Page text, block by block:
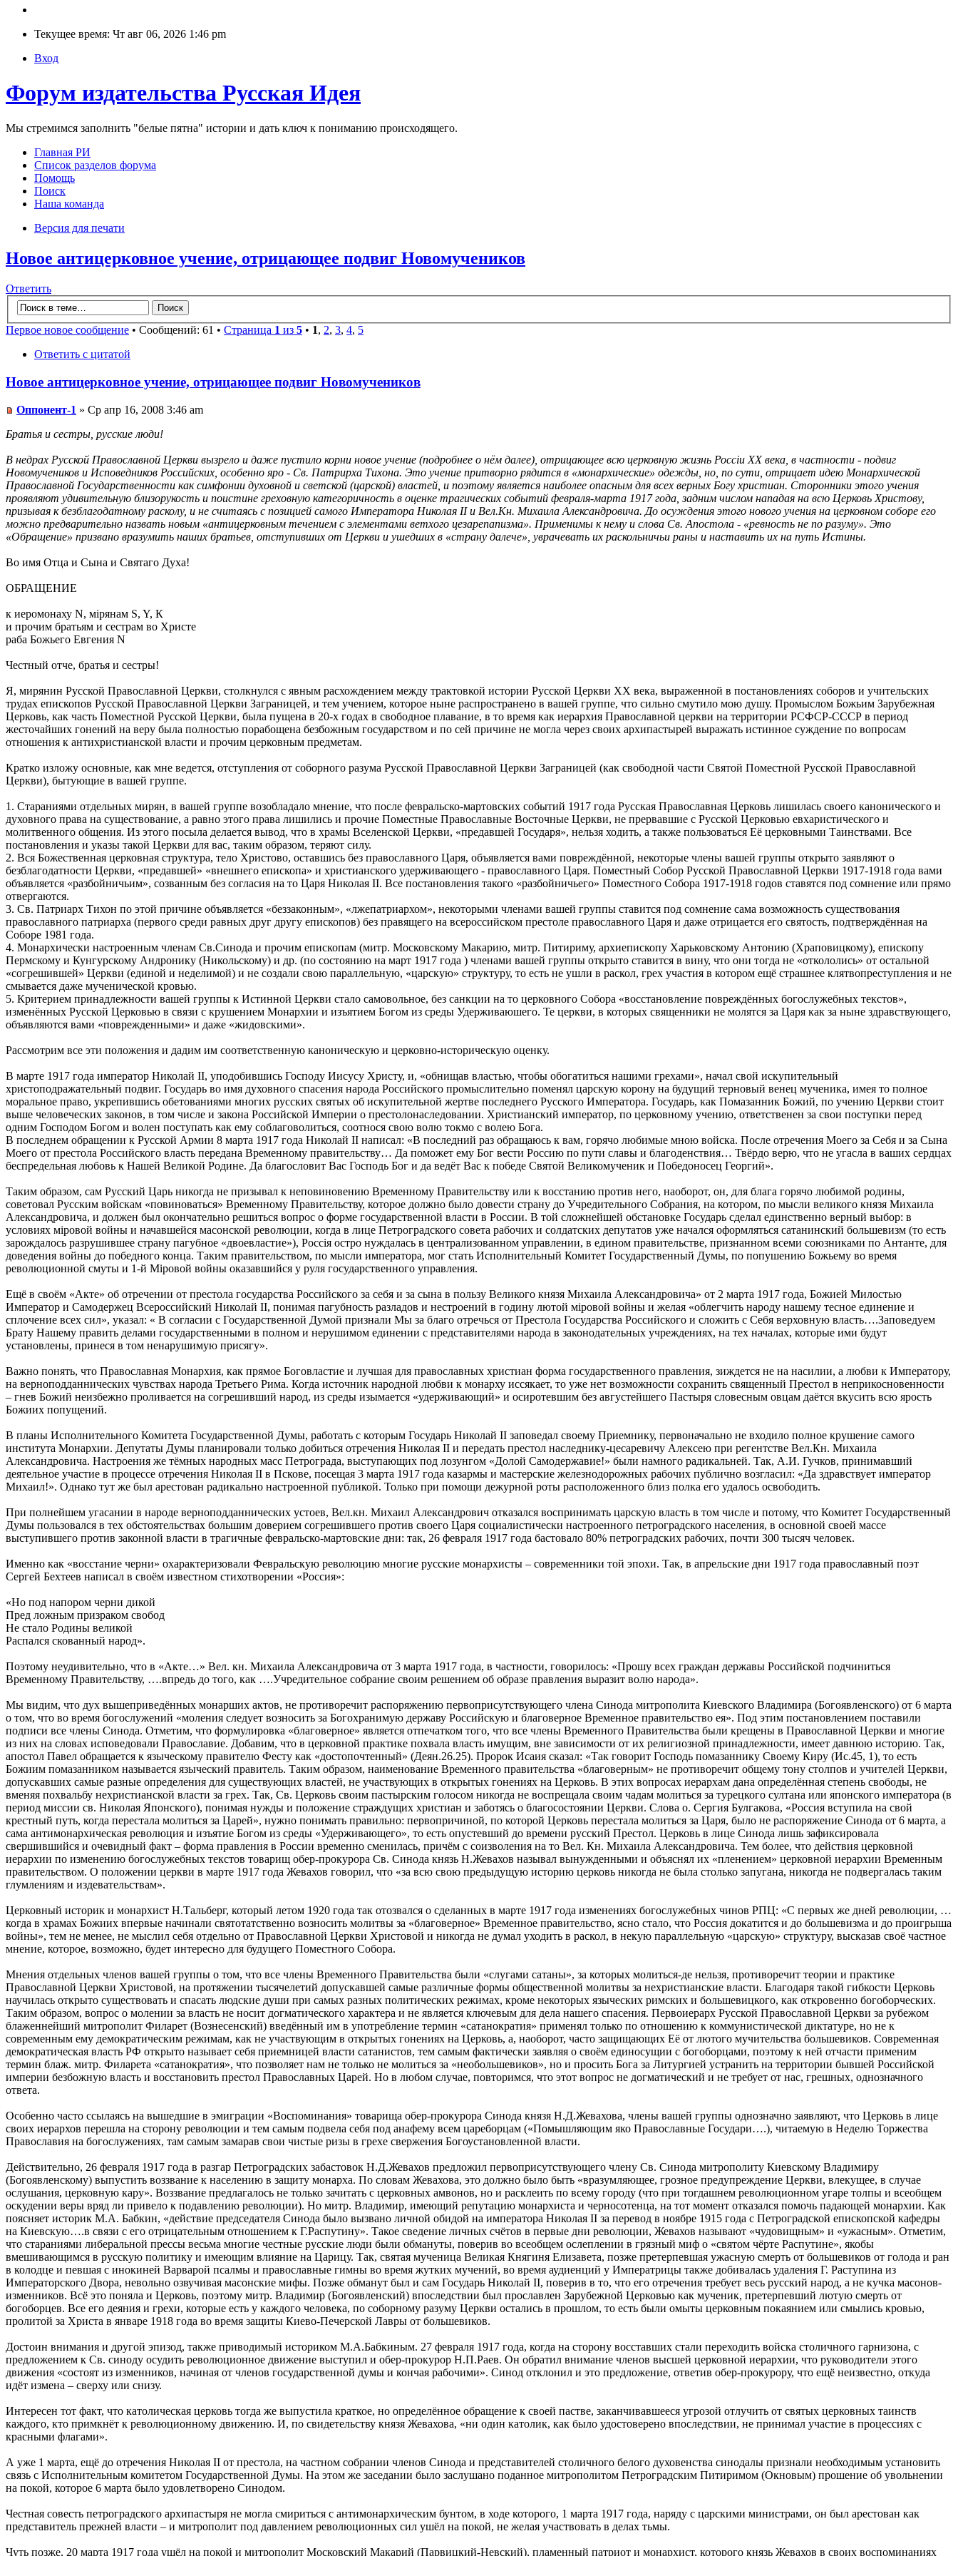
Текущее время: Чт авг 06, 2026 1:46 pm
Вход
Форум издательства Русская Идея
Мы стремимся заполнить "белые пятна" истории и дать ключ к пониманию происходящего.
Главная РИ
Список разделов форума
Помощь
Поиск
Наша команда
Версия для печати
Новое антицерковное учение, отрицающее подвиг Новомучеников
Ответить
Первое новое сообщение • Сообщений: 61 • Страница 1 из 5 • 1, 2, 3, 4, 5
Ответить с цитатой
Новое антицерковное учение, отрицающее подвиг Новомучеников
Оппонент-1 » Ср апр 16, 2008 3:46 am
Братья и сестры, русские люди!
В недрах Русской Православной Церкви вызрело и даже пустило корни новое учение (подробнее о нём далее), отрицающее всю церковную жизнь Россiи XX века, в частности - подвиг
Новомучеников и Исповедников Российских, особенно яро - Св. Патрирха Тихона. Это учение притворно рядится в «монархические» одежды, но, по сути, отрицает идею Монархической
Православной Государственности как симфонии духовной и светской (царской) властей, и поэтому является наиболее опасным для всех верных Богу христиан. Сторонники этого учения
проявляют удивительную близорукость и поистине греховную категоричность в оценке трагических событий февраля-марта 1917 года, задним числом нападая на всю Церковь Христову,
призывая к безблагодатному расколу, и не считаясь с позицией самого Императора Николая II и Вел.Кн. Михаила Александровича. До осуждения этого нового учения на церковном соборе его
можно предварительно назвать новым «антицерковным течением с элементами ветхого цезарепапизма». Применимы к нему и слова Св. Апостола - «ревность не по разуму». Это
«Обращение» призвано вразумить наших братьев, отступивших от Церкви и ушедших в «страну далече», уврачевать их раскольничьи раны и наставить их на путь Истины.
Во имя Отца и Сына и Святаго Духа!
ОБРАЩЕНИЕ
к иеромонаху N, мiрянам S, Y, К
и прочим братьям и сестрам во Христе
раба Божьего Евгения N
Честный отче, братья и сестры!
Я, мирянин Русской Православной Церкви, столкнулся с явным расхождением между трактовкой истории Русской Церкви XX века, выраженной в постановлениях соборов и учительских
трудах епископов Русской Православной Церкви Заграницей, и тем учением, которое ныне распространено в вашей группе, что сильно смутило мою душу. Промыслом Божьим Зарубежная
Церковь, как часть Поместной Русской Церкви, была пущена в 20-х годах в свободное плавание, в то время как иерархия Православной церкви на территории РСФСР-СССР в период
жесточайших гонений на веру была полностью порабощена безбожным государством и по сей причине не могла через своих архипастырей выражать истинное суждение по вопросам
отношения к антихристианской власти и прочим церковным предметам.
Кратко изложу основные, как мне ведется, отступления от соборного разума Русской Православной Церкви Заграницей (как свободной части Святой Поместной Русской Православной
Церкви), бытующие в вашей группе.
1. Стараниями отдельных мирян, в вашей группе возобладало мнение, что после февральско-мартовских событий 1917 года Русская Православная Церковь лишилась своего канонического и
духовного права на существование, а равно этого права лишились и прочие Поместные Православные Восточные Церкви, не прервавшие с Русской Церковью евхаристического и
молитвенного общения. Из этого посыла делается вывод, что в храмы Вселенской Церкви, «предавшей Государя», нельзя ходить, а также пользоваться Её церковными Таинствами. Все
постановления и указы такой Церкви для вас, таким образом, теряют силу.
2. Вся Божественная церковная структура, тело Христово, оставшись без православного Царя, объявляется вами повреждённой, некоторые члены вашей группы открыто заявляют о
безблагодатности Церкви, «предавшей» «внешнего епископа» и христианского удерживающего - православного Царя. Поместный Собор Русской Православной Церкви 1917-1918 года вами
объявляется «разбойничьим», созванным без согласия на то Царя Николая II. Все постановления такого «разбойничьего» Поместного Собора 1917-1918 годов ставятся под сомнение или прямо
отвергаются.
3. Св. Патриарх Тихон по этой причине объявляется «беззаконным», «лжепатриархом», некоторыми членами вашей группы ставится под сомнение сама возможность существования
православного патриарха (первого среди равных друг другу епископов) без правящего на всероссийском престоле православного Царя и даже отрицается его святость, подтверждённая на
Соборе 1981 года.
4. Монархически настроенным членам Св.Синода и прочим епископам (митр. Московскому Макарию, митр. Питириму, архиепископу Харьковскому Антонию (Храповицкому), епископу
Пермскому и Кунгурскому Андронику (Никольскому) и др. (по состоянию на март 1917 года ) членами вашей группы открыто ставится в вину, что они тогда не «откололись» от остальной
«согрешившей» Церкви (единой и неделимой) и не создали свою параллельную, «царскую» структуру, то есть не ушли в раскол, грех участия в котором ещё страшнее клятвопреступления и не
смывается даже мученической кровью.
5. Критерием принадлежности вашей группы к Истинной Церкви стало самовольное, без санкции на то церковного Собора «восстановление повреждённых богослужебных текстов»,
изменённых Русской Церковью в связи с крушением Монархии и изъятием Богом из среды Удерживаюшего. Те церкви, в которых священники не молятся за Царя как за ныне здравствующего,
объявляются вами «поврежденными» и даже «жидовскими».
Рассмотрим все эти положения и дадим им соответственную каноническую и церковно-историческую оценку.
В марте 1917 года император Николай II, уподобившись Господу Иисусу Христу, и, «обнищав властью, чтобы обогатиться нашими грехами», начал свой искупительный
христоподражательный подвиг. Государь во имя духовного спасения народа Российского промыслительно поменял царскую корону на будущий терновый венец мученика, имея то полное
моральное право, укрепившись обетованиями многих русских святых об искупительной жертве последнего Русского Императора. Государь, как Помазанник Божий, по учению Церкви стоит
выше человеческих законов, в том числе и закона Российской Империи о престолонаследовании. Христианский император, по церковному учению, ответственен за свои поступки перед
одним Господом Богом и волен поступать как ему соблаговолиться, соотнося свою волю токмо с волею Бога.
В последнем обращении к Русской Армии 8 марта 1917 года Николай II написал: «В последний раз обращаюсь к вам, горячо любимые мною войска. После отречения Моего за Себя и за Сына
Моего от престола Российского власть передана Временному правительству… Да поможет ему Бог вести Россию по пути славы и благоденствия… Твёрдо верю, что не угасла в ваших сердцах
беспредельная любовь к Нашей Великой Родине. Да благословит Вас Господь Бог и да ведёт Вас к победе Святой Великомученик и Победоносец Георгий».
Таким образом, сам Русский Царь никогда не призывал к неповиновению Временному Правительству или к восстанию против него, наоборот, он, для блага горячо любимой родины,
советовал Русским войскам «повиноваться» Временному Правительству, которое должно было довести страну до Учредительного Собрания, на котором, по мысли великого князя Михаила
Александровича, и должен был окончательно решиться вопрос о форме государственной власти в России. В той сложнейшей обстановке Государь сделал единственно верный выбор: в
условиях мiровой войны и начавшейся масонской революции, когда в лице Петроградского совета рабочих и солдатских депутатов уже начался оформляться сатанинский большевизм (то есть
зарождалось разрушившее страну пагубное «двоевластие»), Россiя остро нуждалась в централизованном управлении, в едином правительстве, признанном всеми союзниками по Антанте, для
доведения войны до победного конца. Таким правительством, по мысли императора, мог стать Исполнительный Комитет Государственный Думы, по попушению Божьему во время
революционной смуты и 1-й Мiровой войны оказавшийся у руля государственного управления.
Ещё в своём «Акте» об отречении от престола государства Российского за себя и за сына в пользу Великого князя Михаила Александровича» от 2 марта 1917 года, Божией Милостью
Император и Самодержец Всероссийский Николай II, понимая пагубность разладов и нестроений в годину лютой мiровой войны и желая «облегчить народу нашему тесное единение и
сплочение всех сил», указал: « В согласии с Государственной Думой признали Мы за благо отречься от Престола Государства Российского и сложить с Себя верховную власть….Заповедуем
Брату Нашему править делами государственными в полном и нерушимом единении с представителями народа в законодательных учреждениях, на тех началах, которые ими будут
установлены, принеся в том ненарушимую присягу».
Важно понять, что Православная Монархия, как прямое Боговластие и лучшая для православных христиан форма государственного правления, зиждется не на насилии, а любви к Императору,
на верноподданнических чувствах народа Третьего Рима. Когда источник народной любви к монарху иссякает, то уже нет возможности сохранить священный Престол в неприкосновенности
– гнев Божий неизбежно проливается на согрешивший народ, из среды изымается «удерживающий» и осиротевшим без августейшего Пастыря словесным овцам даётся вкусить всю ярость
Божиих попущений.
В планы Исполнительного Комитета Государственной Думы, работать с которым Государь Николай II заповедал своему Приемнику, первоначально не входило полное крушение самого
института Монархии. Депутаты Думы планировали только добиться отречения Николая II и передать престол наследнику-цесаревичу Алексею при регентстве Вел.Кн. Михаила
Александровича. Настроения же тёмных народных масс Петрограда, выступающих под лозунгом «Долой Самодержавие!» были намного радикальней. Так, А.И. Гучков, принимавший
деятельное участие в процессе отречения Николая II в Пскове, посещая 3 марта 1917 года казармы и мастерские железнодорожных рабочих публично возгласил: «Да здравствует император
Михаил!». Однако тут же был арестован радикально настроенной публикой. Только при помощи дежурной роты расположенного близ полка его удалось освободить.
При полнейшем угасании в народе верноподданнических устоев, Вел.кн. Михаил Александрович отказался воспринимать царскую власть в том числе и потому, что Комитет Государственный
Думы пользовался в тех обстоятельствах большим доверием согрешившего против своего Царя социалистически настроенного петроградского населения, в основной своей массе
выступившего против законной власти в трагичные февральско-мартовские дни: так, 26 февраля 1917 года бастовало 80% петроградских рабочих, почти 300 тысяч человек.
Именно как «восстание черни» охарактеризовали Февральскую революцию многие русские монархисты – современники той эпохи. Так, в апрельские дни 1917 года православный поэт
Сергей Бехтеев написал в своём известном стихотворении «Россия»:
«Но под напором черни дикой
Пред ложным призраком свобод
Не стало Родины великой
Распался скованный народ».
Поэтому неудивительно, что в «Акте…» Вел. кн. Михаила Александровича от 3 марта 1917 года, в частности, говорилось: «Прошу всех граждан державы Российской подчиниться
Временному Правительству, ….впредь до того, как ….Учредительное собрание своим решением об образе правления выразит волю народа».
Мы видим, что дух вышеприведённых монарших актов, не противоречит распоряжению первоприсутствующего члена Синода митрополита Киевского Владимира (Богоявленского) от 6 марта
о том, что во время богослужений «моления следует возносить за Богохранимую державу Российскую и благоверное Временное правительство ея». Под этим постановлением поставили
подписи все члены Синода. Отметим, что формулировка «благоверное» является отпечатком того, что все члены Временного Правительства были крещены в Православной Церкви и многие
из них на словах исповедовали Православие. Добавим, что в церковной практике похвала власть имущим, вне зависимости от их религиозной принадлежности, имеет давнюю историю. Так,
апостол Павел обращается к языческому правителю Фесту как «достопочтенный» (Деян.26.25). Пророк Исаия сказал: «Так говорит Господь помазаннику Своему Киру (Ис.45, 1), то есть
Божиим помазанником называется языческий правитель. Таким образом, наименование Временного правительства «благоверным» не противоречит общему тону столпов и учителей Церкви,
допускавших самые разные определения для существующих властей, не участвующих в открытых гонениях на Церковь. В этих вопросах иерархам дана определённая степень свободы, не
вменяя похвальбу нехристианской власти за грех. Так, Св. Церковь своим пастырским голосом никогда не воспрещала своим чадам молиться за турецкого султана или японского императора (в
период миссии св. Николая Японского), понимая нужды и положение страждущих христиан и заботясь о благосостоянии Церкви. Слова о. Сергия Булгакова, «Россия вступила на свой
крестный путь, когда перестала молиться за Царей», нужно понимать правильно: первопричиной, по которой Церковь перестала молиться за Царя, было не распоряжение Синода от 6 марта, а
сама антимонархическая революция и изъятие Богом из среды «Удерживающего», то есть опустевший до времени русский Престол. Церковь в лице Синода лишь зафиксировала
свершившийся и очевидный факт – форма правления в России временно сменилась, причём с соизволения на то Вел. Кн. Михаила Александровича. Тем более, что действия церковной
иерархии по изменению богослужебных текстов товарищ обер-прокурора Св. Синода князь Н.Жевахов называл вынужденными и объяснял их «пленением» церковной иерархии Временным
правительством. О положении церкви в марте 1917 года Жевахов говорил, что «за всю свою предыдущую историю церковь никогда не была столько запугана, никогда не подвергалась таким
глумлениям и издевательствам».
Церковный историк и монархист Н.Тальберг, который летом 1920 года так отозвался о сделанных в марте 1917 года изменениях богослужебных чинов РПЦ: «С первых же дней революции, …
когда в храмах Божиих впервые начинали святотатственно возносить молитвы за «благоверное» Временное правительство, ясно стало, что Россия докатится и до большевизма и до проигрыша
войны», тем не менее, не мыслил себя отдельно от Православной Церкви Христовой и никогда не думал уходить в раскол, в некую параллельную «царскую» структуру, высказав своё частное
мнение, которое, возможно, будет интересно для будущего Поместного Собора.
Мнения отдельных членов вашей группы о том, что все члены Временного Правительства были «слугами сатаны», за которых молиться-де нельзя, противоречит теории и практике
Православной Церкви Христовой, на протяжении тысячелетий допускавшей самые различные формы общественной молитвы за нехристианские власти. Благодаря такой гибкости Церковь
научилась открыто существовать и спасать людские души при самых разных политических режимах, кроме некоторых языческих римских и большевицкого, как откровенно богоборческих.
Таким образом, вопрос о молении за власть не носит догматического характера и не является ключевым для дела нашего спасения. Первоиерарх Русской Православной Церкви за рубежом
блаженнейший митрополит Филарет (Вознесенский) введённый им в употребление термин «сатанократия» применял только по отношению к коммунистической диктатуре, но не к
современным ему демократическим режимам, как не участвующим в открытых гонениях на Церковь, а, наоборот, часто защищающих Её от лютого мучительства большевиков. Современная
демократическая власть РФ открыто называет себя приемницей власти сатанистов, тем самым фактически заявляя о своём единосущии с богоборцами, поэтому к ней отчасти применим
термин блаж. митр. Филарета «сатанократия», что позволяет нам не только не молиться за «необольшевиков», но и просить Бога за Литургией устранить на территории бывшей Российской
империи безбожную власть и восстановить престол Православных Царей. Но в любом случае, повторимся, что этот вопрос не догматический и не требует от нас, грешных, однозначного
ответа.
Особенно часто ссылаясь на вышедшие в эмиграции «Воспоминания» товарища обер-прокурора Синода князя Н.Д.Жевахова, члены вашей группы однозначно заявляют, что Церковь в лице
своих иерархов перешла на сторону революции и тем самым подвела себя под анафему всем цареборцам («Помышляющим яко Православные Государи….), читаемую в Неделю Торжества
Православия на богослужениях, там самым замарав свои чистые ризы в грехе свержения Богоустановленной власти.
Действительно, 26 февраля 1917 года в разгар Петроградских забастовок Н.Д.Жевахов предложил первоприсутствующего члену Св. Синода митрополиту Киевскому Владимиру
(Богоявленскому) выпустить воззвание к населению в защиту монарха. По словам Жевахова, это должно было быть «вразумляющее, грозное предупреждение Церкви, влекущее, в случае
ослушания, церковную кару». Воззвание предлагалось не только зачитать с церковных амвонов, но и расклеить по всему городу (что при тогдашнем революционном угаре толпы и всеобщем
оскудении веры вряд ли привело к подавлению революции). Но митр. Владимир, имеющий репутацию монархиста и черносотенца, на тот момент отказался помочь падающей монархии. Как
поясняет историк М.А. Бабкин, «действие председателя Синода было вызвано личной обидой на императора Николая II за перевод в ноябре 1915 года с Петроградской епископской кафедры
на Киевскую….в связи с его отрицательным отношением к Г.Распутину». Такое сведение личных счётов в первые дни революции, Жевахов называют «чудовищным» и «ужасным». Отметим,
что стараниями либеральной прессы весьма многие честные русские люди были обмануты, поверив во всеобщем ослеплении в грязный миф о «святом чёрте Распутине», якобы
вмешивающимся в русскую политику и имеющим влияние на Царицу. Так, святая мученица Великая Княгиня Елизавета, позже претерпевшая ужасную смерть от большевиков от голода и ран
в колодце и певшая с инокиней Варварой псалмы и православные гимны во время жутких мучений, во время аудиенций у Императрицы также добивалась удаления Г. Раступина из
Императорского Двора, невольно озвучивая масонские мифы. Позже обманут был и сам Государь Николай II, поверив в то, что его отречения требует весь русский народ, а не кучка масонов-
изменников. Всё это поняла и Церковь, поэтому митр. Владимир (Богоявленский) впоследствии был прославлен Зарубежной Церковью как мученик, претерпевший лютую смерть от
богоборцев. Все его деяния и грехи, которые есть у каждого человека, по соборному разуму Церкви остались в прошлом, то есть были омыты церковным покаянием или смылись кровью,
пролитой за Христа в январе 1918 года во время защиты Киево-Печерской Лавры от большевиков.
Достоин внимания и другой эпизод, также приводимый историком М.А.Бабкиным. 27 февраля 1917 года, когда на сторону восставших стали переходить войска столичного гарнизона, с
предложением к Св. синоду осудить революционное движение выступил и обер-прокурор Н.П.Раев. Он обратил внимание членов высшей церковной иерархии, что руководители этого
движения «состоят из изменников, начиная от членов государственной думы и кончая рабочими». Синод отклонил и это предложение, ответив обер-прокурору, что ещё неизвестно, откуда
идёт измена – сверху или снизу.
Интересен тот факт, что католическая церковь тогда же выпустила краткое, но определённое обращение к своей пастве, заканчивавшееся угрозой отлучить от святых церковных таинств
каждого, кто примкнёт к революционному движению. И, по свидетельству князя Жевахова, «ни один католик, как было удостоверено впоследствии, не принимал участие в процессиях с
красными флагами».
А уже 1 марта, ещё до отречения Николая II от престола, на частном собрании членов Синода и представителей столичного белого духовенства синодалы признали необходимым установить
связь с Исполнительным комитетом Государственной Думы. На этом же заседании было заслушано поданное митрополитом Петроградским Питиримом (Окновым) прошение об увольнении
на покой, которое 6 марта было удовлетворено Синодом.
Честная совесть петроградского архипастыря не могла смириться с антимонархическим бунтом, в ходе которого, 1 марта 1917 года, наряду с царскими министрами, он был арестован как
представитель прежней власти – и митрополит под давлением революционных сил ушёл на покой, не желая участвовать в делах тьмы.
Чуть позже, 20 марта 1917 года ушёл на покой и митрополит Московский Макарий (Парвицкий-Невский), пламенный патриот и монархист, которого князь Жевахов в своих воспоминаниях